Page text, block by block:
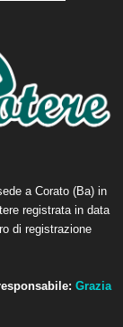
a Corato (Ba) in
registrata in data
di registrazione
Grazia